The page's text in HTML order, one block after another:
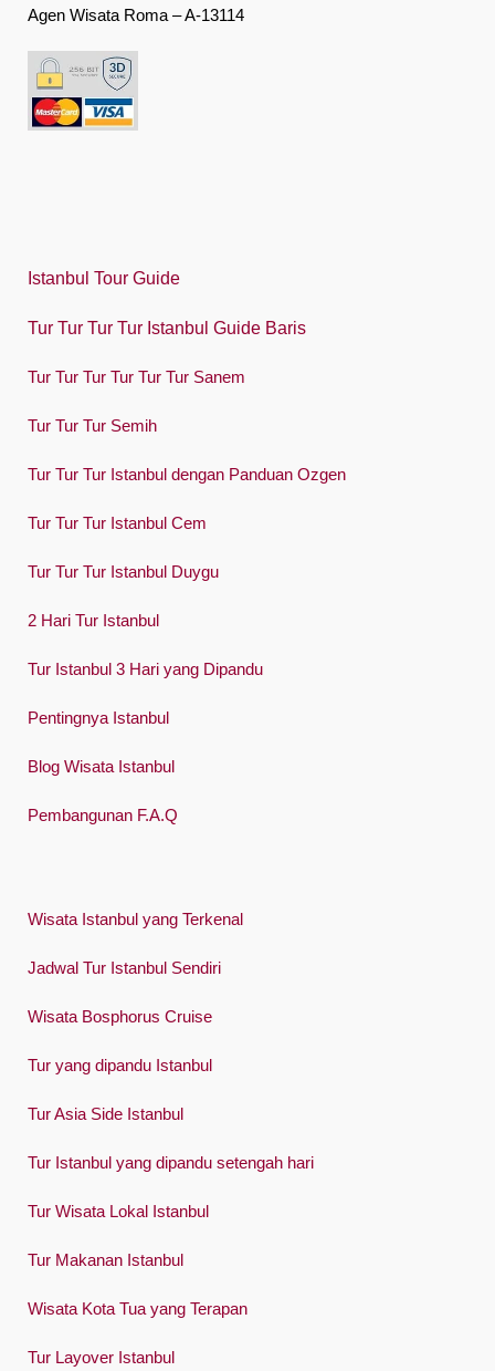
Indonesia
Italiano
Русский
Español
Swedish
Agen Wisata Roma – A-13114
Istanbul Tour Guide
Tur Tur Tur Tur Istanbul Guide Baris
Tur Tur Tur Tur Tur Tur Sanem
Tur Tur Tur Semih
Tur Tur Tur Istanbul dengan Panduan Ozgen
Tur Tur Tur Istanbul Cem
Tur Tur Tur Istanbul Duygu
2 Hari Tur Istanbul
Tur Istanbul 3 Hari yang Dipandu
Pentingnya Istanbul
Blog Wisata Istanbul
Pembangunan F.A.Q
Wisata Istanbul yang Terkenal
Jadwal Tur Istanbul Sendiri
Wisata Bosphorus Cruise
Tur yang dipandu Istanbul
Tur Asia Side Istanbul
Tur Istanbul yang dipandu setengah hari
Tur Wisata Lokal Istanbul
Tur Makanan Istanbul
Wisata Kota Tua yang Terapan
Tur Layover Istanbul